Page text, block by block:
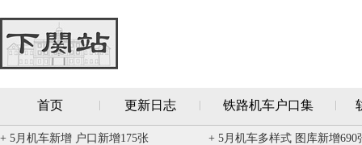
首页 更新日志 铁路机车户口集
+ 5月机车新增 户口新增175张 + 5月机车多样式 图库新增690